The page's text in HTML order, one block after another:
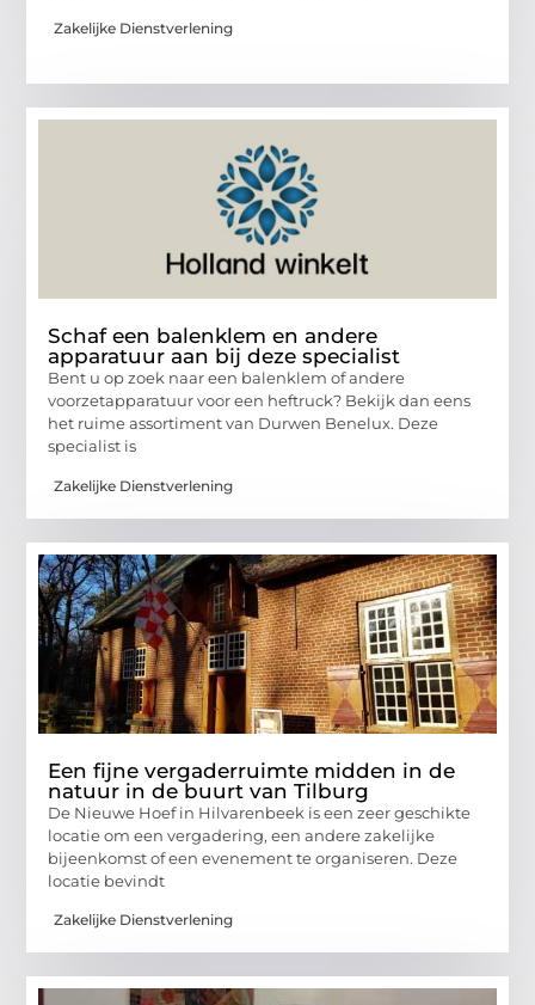
Zakelijke Dienstverlening
Schaf een balenklem en andere
apparatuur aan bij deze specialist
Bent u op zoek naar een balenklem of andere
voorzetapparatuur voor een heftruck? Bekijk dan eens
het ruime assortiment van Durwen Benelux. Deze
specialist is
Zakelijke Dienstverlening
Een fijne vergaderruimte midden in de
natuur in de buurt van Tilburg
De Nieuwe Hoef in Hilvarenbeek is een zeer geschikte
locatie om een vergadering, een andere zakelijke
bijeenkomst of een evenement te organiseren. Deze
locatie bevindt
Zakelijke Dienstverlening